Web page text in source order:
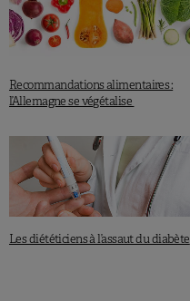
Recommandations alimentaires :
l’Allemagne se végétalise
Les diététiciens à l’assaut du diabète